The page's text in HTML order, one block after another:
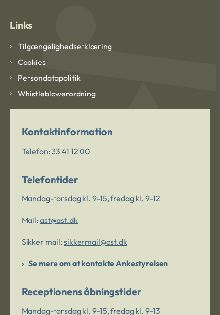
Links
Tilgængelighedserklæring
Cookies
Persondatapolitik
Whistleblowerordning
Kontaktinformation
Telefon: 33 41 12 00
Telefontider
Mandag-torsdag kl. 9-15, fredag kl. 9-12
Mail: ast@ast.dk
Sikker mail: sikkermail@ast.dk
Se mere om at kontakte Ankestyrelsen
Receptionens åbningstider
Mandag-torsdag kl. 9-15, fredag kl. 9-13